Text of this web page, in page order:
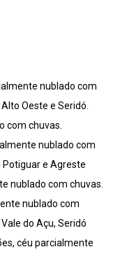
nublado com
Oeste e Seridó.
com chuvas.
nublado com
Potiguar e Agreste
nublado com chuvas.
nublado com
do Açu, Seridó
céu parcialmente